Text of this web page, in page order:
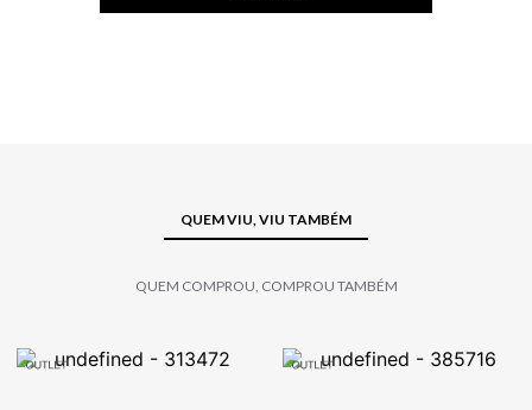
QUEM VIU, VIU TAMBÉM
QUEM COMPROU, COMPROU TAMBÉM